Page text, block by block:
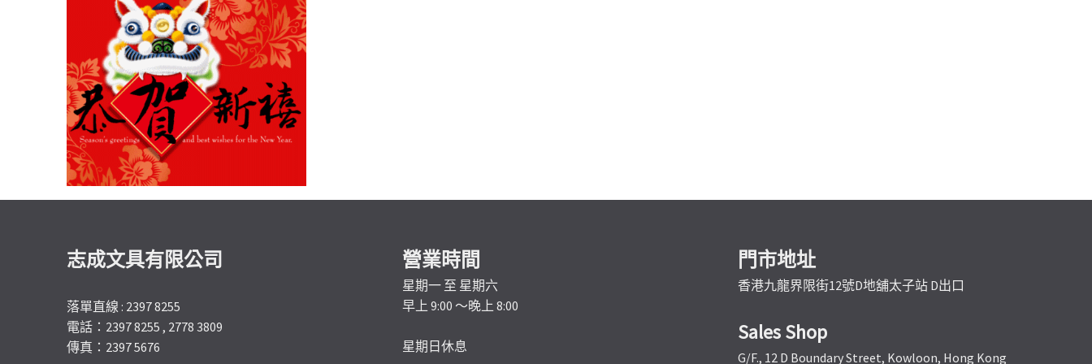
志成文具有限公司
落單直線 : 2397 8255
電話：2397 8255 , 2778 3809
傳真：2397 5676
營業時間
星期一 至 星期六
早上 9:00 ～晚上 8:00
星期日休息
門市地址
香港九龍界限街12號D地舖太子站 D出口
Sales Shop
G/F., 12 D Boundary Street, Kowloon, Hong Kong